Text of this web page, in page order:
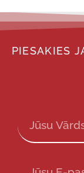
PIESAKIES